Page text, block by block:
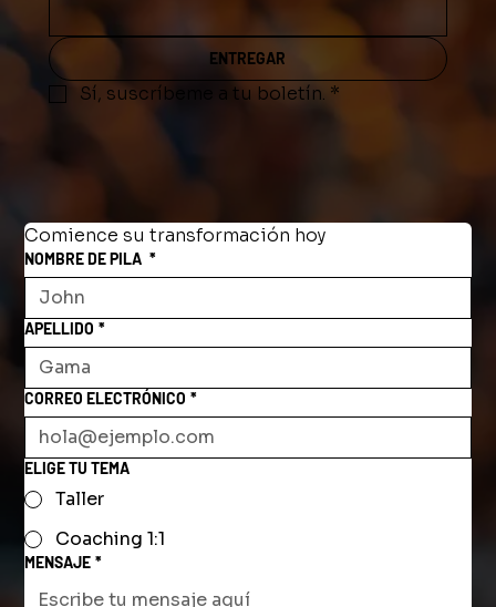
ENTREGAR
Sí, suscríbeme a tu boletín. *
Comience su transformación hoy
NOMBRE DE PILA *
APELLIDO *
CORREO ELECTRÓNICO *
ELIGE TU TEMA
Taller
Coaching 1:1
MENSAJE *